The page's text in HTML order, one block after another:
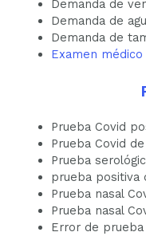
Demanda de
Demanda de
Demanda de
Examen médico
Prueba Covid
Prueba Covid
Prueba
prueba positiva
Prueba nasal
Prueba nasal
Error de prueba